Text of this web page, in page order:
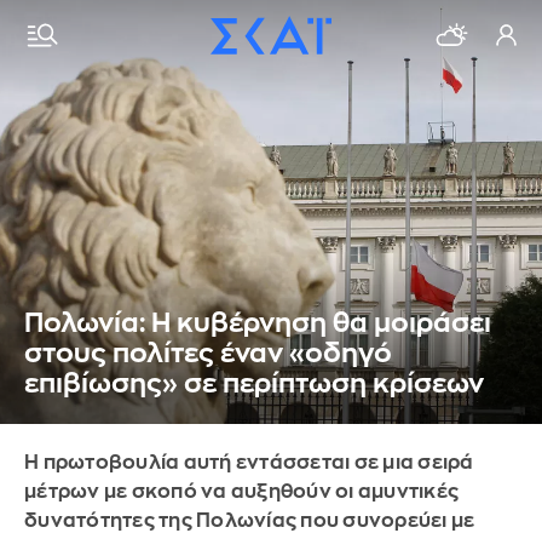
Πολωνία: Η κυβέρνηση θα μοιράσει
στους πολίτες έναν «οδηγό
επιβίωσης» σε περίπτωση κρίσεων
Η πρωτοβουλία αυτή εντάσσεται σε μια σειρά
μέτρων με σκοπό να αυξηθούν οι αμυντικές
δυνατότητες της Πολωνίας που συνορεύει με